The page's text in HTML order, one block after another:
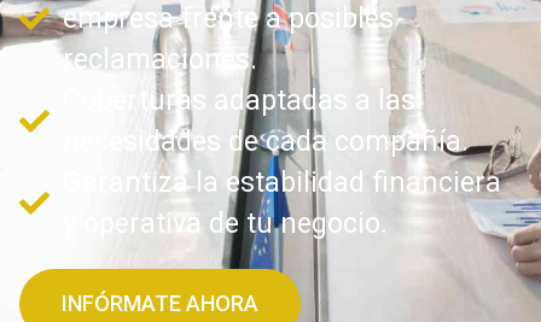
empresa frente a posibles
reclamaciones.
Coberturas adaptadas a las
necesidades de cada compañía.
Garantiza la estabilidad financiera
y operativa de tu negocio.
INFÓRMATE AHORA